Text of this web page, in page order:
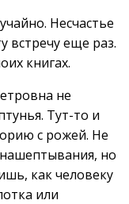
Несчастье
встречу еще раз.
книгах.
не
Тут-то и
с рожей. Не
нашептывания, но
как человеку
или